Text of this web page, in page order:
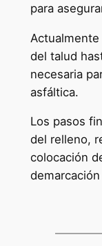
para
del talud
necesaria
asfáltica.
Los pasos
del relleno,
colocación